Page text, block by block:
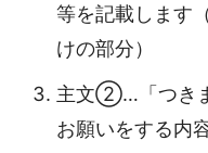
等を記載します
けの部分）
主文②…「つき
お願いをする内